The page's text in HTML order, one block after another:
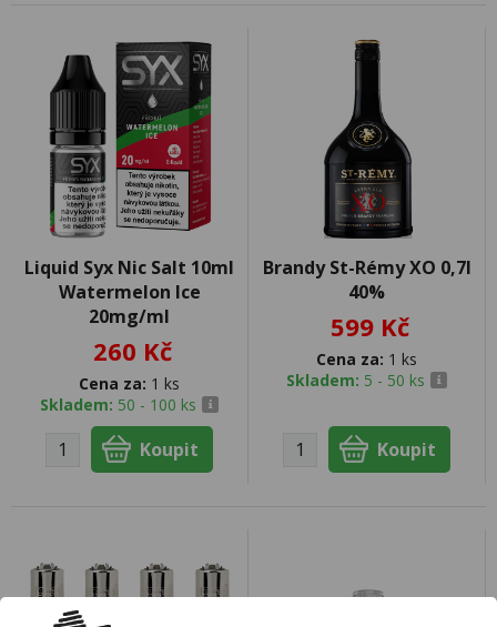
Liquid Syx Nic Salt 10ml
Watermelon Ice
20mg/ml
260 Kč
Cena za: 1 ks
Skladem: 50 - 100 ks
Brandy St-Rémy XO 0,7l
40%
599 Kč
Cena za: 1 ks
Skladem: 5 - 50 ks